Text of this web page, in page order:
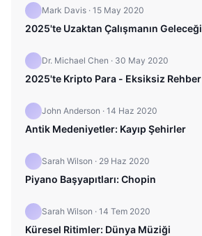
Mark Davis · 15 May 2020
2025'te Uzaktan Çalışmanın Geleceği
Dr. Michael Chen · 30 May 2020
2025'te Kripto Para - Eksiksiz Rehber
John Anderson · 14 Haz 2020
Antik Medeniyetler: Kayıp Şehirler
Sarah Wilson · 29 Haz 2020
Piyano Başyapıtları: Chopin
Sarah Wilson · 14 Tem 2020
Küresel Ritimler: Dünya Müziği